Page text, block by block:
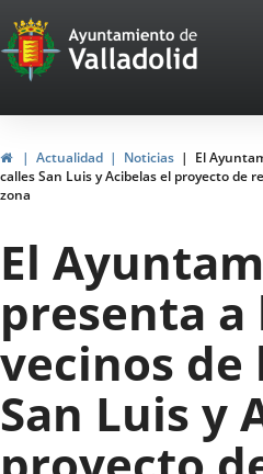
Portal
Web
del
Ayuntamiento
de
Valladolid
InicioActualidad Noticias
El
calles San Luis y Acibelas el proyecto de
zona
El
presenta a
vecinos de
San Luis y